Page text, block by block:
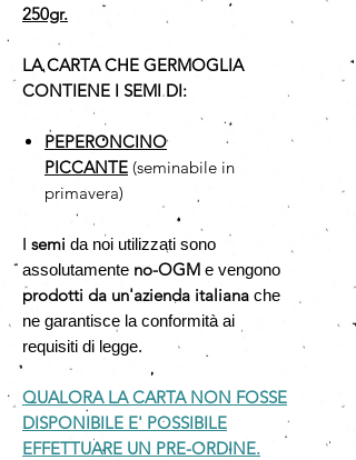
250gr.
LA CARTA CHE GERMOGLIA
CONTIENE I SEMI DI:
PEPERONCINO
PICCANTE (seminabile in
primavera)
I semi da noi utilizzati sono
assolutamente no-OGM e vengono
prodotti da un'azienda italiana che
ne garantisce la conformità ai
requisiti di legge.
QUALORA LA CARTA NON FOSSE
DISPONIBILE E' POSSIBILE
EFFETTUARE UN PRE-ORDINE.